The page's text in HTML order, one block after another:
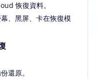
恢復資料。
、黑屏、卡在恢復模
還原。